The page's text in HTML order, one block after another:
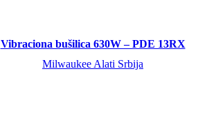
Vibraciona bušilica 630W – PDE 13RX
Milwaukee Alati Srbija